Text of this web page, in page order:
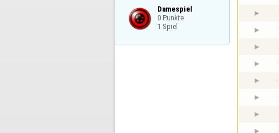
Damespiel
0 Punkte
1 Spiel